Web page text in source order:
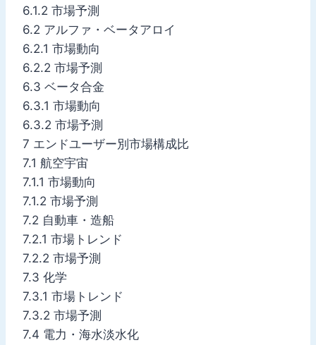
6.1.2 市場予測
6.2 アルファ・ベータアロイ
6.2.1 市場動向
6.2.2 市場予測
6.3 ベータ合金
6.3.1 市場動向
6.3.2 市場予測
7 エンドユーザー別市場構成比
7.1 航空宇宙
7.1.1 市場動向
7.1.2 市場予測
7.2 自動車・造船
7.2.1 市場トレンド
7.2.2 市場予測
7.3 化学
7.3.1 市場トレンド
7.3.2 市場予測
7.4 電力・海水淡水化